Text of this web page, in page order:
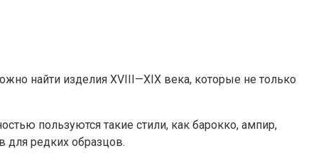
найти изделия XVIII—XIX века, которые не только
пользуются такие стили, как барокко, ампир,
для редких образцов.